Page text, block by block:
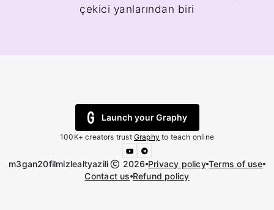
çekici yanlarından biri
Launch your Graphy
100K+ creators trust Graphy to teach online
m3gan20filmizlealtyazili 2026 Privacy policy Terms of use
Contact us Refund policy